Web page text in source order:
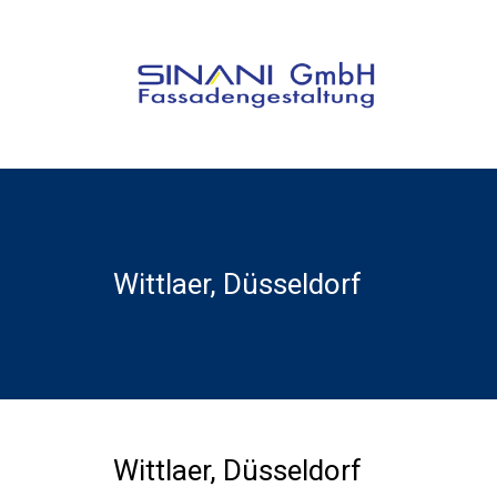
Wittlaer, Düsseldorf
Wittlaer, Düsseldorf